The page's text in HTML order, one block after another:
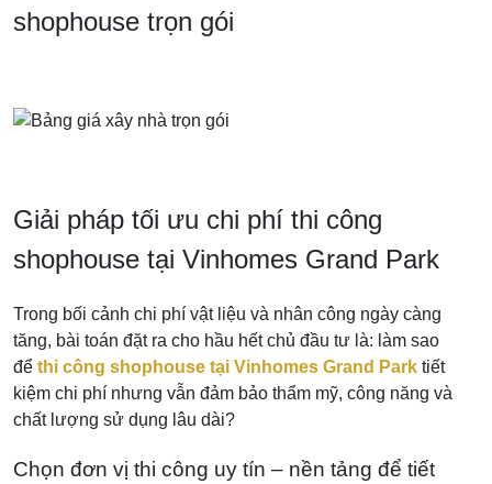
shophouse trọn gói
Giải pháp tối ưu chi phí thi công
shophouse tại Vinhomes Grand Park
Trong bối cảnh chi phí vật liệu và nhân công ngày càng
tăng, bài toán đặt ra cho hầu hết chủ đầu tư là: làm sao
để thi công shophouse tại Vinhomes Grand Park tiết
kiệm chi phí nhưng vẫn đảm bảo thẩm mỹ, công năng và
chất lượng sử dụng lâu dài?
Chọn đơn vị thi công uy tín – nền tảng để tiết